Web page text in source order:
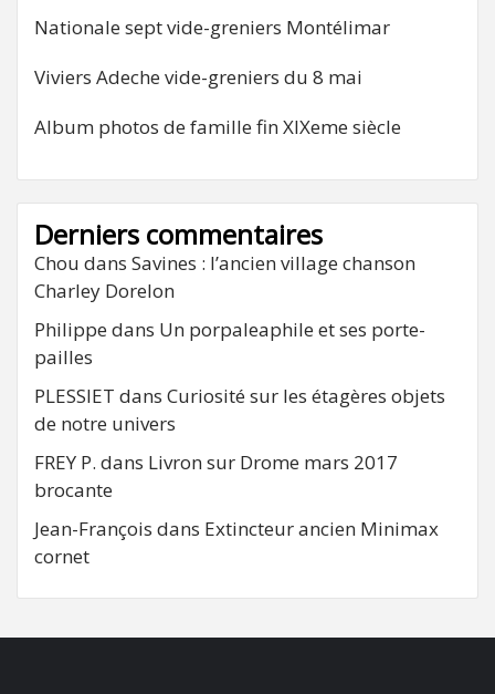
Nationale sept vide-greniers Montélimar
Viviers Adeche vide-greniers du 8 mai
Album photos de famille fin XIXeme siècle
Derniers commentaires
Chou dans Savines : l’ancien village chanson
Charley Dorelon
Philippe dans Un porpaleaphile et ses porte-
pailles
PLESSIET dans Curiosité sur les étagères objets
de notre univers
FREY P. dans Livron sur Drome mars 2017
brocante
Jean-François dans Extincteur ancien Minimax
cornet